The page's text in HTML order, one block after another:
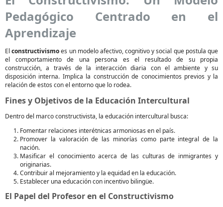
Pedagógico Centrado en el
Aprendizaje
Elconstructivismoes un modelo afectivo, cognitivo y social que postula que
el comportamiento de una persona es el resultado de su propia
construcción, a través de la interacción diaria con el ambiente y su
disposición interna. Implica la construcción de conocimientos previos y la
relación de estos con el entorno que lo rodea.
Fines y Objetivos de la Educación Intercultural
Dentro del marco constructivista, la educación intercultural busca:
Fomentar relaciones interétnicas armoniosas en el país.
Promover la valoración de las minorías como parte integral de la
nación.
Masificar el conocimiento acerca de las culturas de inmigrantes y
originarias.
Contribuir al mejoramiento y la equidad en la educación.
Establecer una educación con incentivo bilingüe.
El Papel del Profesor en el Constructivismo